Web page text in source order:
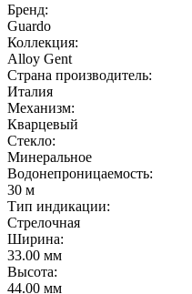
Бренд:
Guardo
Коллекция:
Alloy Gent
Страна производитель:
Италия
Механизм:
Кварцевый
Стекло:
Минеральное
Водонепроницаемость:
30 м
Тип индикации:
Стрелочная
Ширина:
33.00 мм
Высота:
44.00 мм